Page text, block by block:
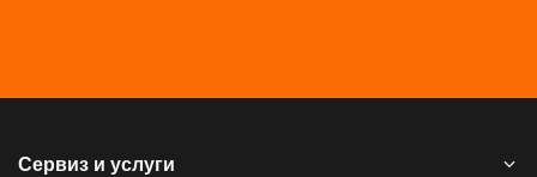
Сервиз и услуги